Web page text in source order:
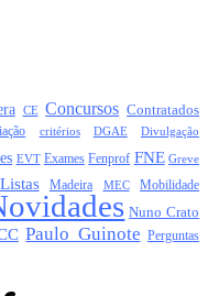
CE Concursos Contratados
critérios DGAE Divulgação
EVT Exames Fenprof FNE Greve
Listas Madeira MEC Mobilidade
Nuno Crato
Paulo Guinote Perguntas